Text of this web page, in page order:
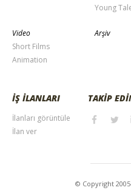
Young
Video
Short Films
Animation
Arşiv
İŞ İLANLARI
İlanları görüntüle
İlan ver
TAKİP
© Copyright